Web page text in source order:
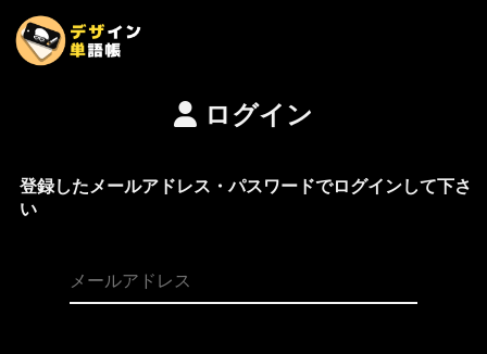
ログイン
登録したメールアドレス・パスワードでログインして下さ
い